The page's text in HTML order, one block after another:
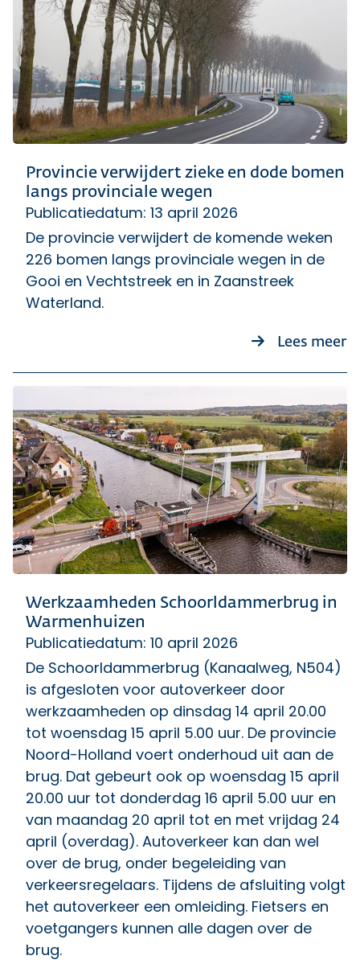
Provincie verwijdert zieke en dode bomen
langs provinciale wegen
Publicatiedatum: 13 april 2026
De provincie verwijdert de komende weken
226 bomen langs provinciale wegen in de
Gooi en Vechtstreek en in Zaanstreek
Waterland.
Lees meer
Werkzaamheden Schoorldammerbrug in
Warmenhuizen
Publicatiedatum: 10 april 2026
De Schoorldammerbrug (Kanaalweg, N504)
is afgesloten voor autoverkeer door
werkzaamheden op dinsdag 14 april 20.00
tot woensdag 15 april 5.00 uur. De provincie
Noord-Holland voert onderhoud uit aan de
brug. Dat gebeurt ook op woensdag 15 april
20.00 uur tot donderdag 16 april 5.00 uur en
van maandag 20 april tot en met vrijdag 24
april (overdag). Autoverkeer kan dan wel
over de brug, onder begeleiding van
verkeersregelaars. Tijdens de afsluiting volgt
het autoverkeer een omleiding. Fietsers en
voetgangers kunnen alle dagen over de
brug.